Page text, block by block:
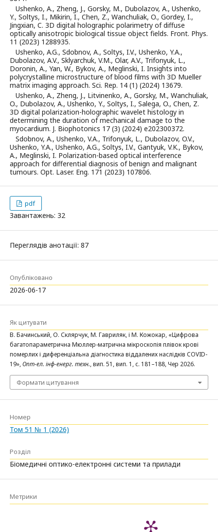
Ushenko, A., Zheng, J., Gorsky, M., Dubolazov, A., Ushenko,
Y., Soltys, I., Mikirin, I., Chen, Z., Wanchuliak, O., Gordey, I.,
Jingxian, C. 3D digital holographic polarimetry of diffuse
optically anisotropic biological tissue object fields. Front. Phys.
11 (2023) 1288935.
Ushenko, A.G., Sdobnov, A., Soltys, I.V., Ushenko, Y.A.,
Dubolazov, A.V., Sklyarchuk, V.M., Olar, A.V., Trifonyuk, L.,
Doronin, A., Yan, W., Bykov, A., Meglinski, I. Insights into
polycrystalline microstructure of blood films with 3D Mueller
matrix imaging approach. Sci. Rep. 14 (1) (2024) 13679.
Ushenko, A., Zheng, J., Litvinenko, A., Gorsky, M., Wanchuliak,
O., Dubolazov, A., Ushenko, Y., Soltys, I., Salega, O., Chen, Z.
3D digital polarization-holographic wavelet histology in
determining the duration of mechanical damage to the
myocardium. J. Biophotonics 17 (3) (2024) e202300372.
Sdobnov, A., Ushenko, V.A., Trifonyuk, L., Dubolazov, O.V.,
Ushenko, Y.A., Ushenko, A.G., Soltys, I.V., Gantyuk, V.K., Bykov,
A., Meglinski, I. Polarization-based optical interference
approach for differential diagnosis of benign and malignant
tumours. Opt. Laser. Eng. 171 (2023) 107806.
pdf
Завантажень: 32
Переглядів анотації: 87
Опубліковано
2026-06-17
Як цитувати
В. Бачинський, О. Склярчук, М. Гавриляк, і М. Кожокар, «Цифрова
багатопараметрична Мюллер-матрична мікроскопія плівок крові
померлих і диференціальна діагностика віддалених наслідків COVID-
19»,Опт-ел. інф-енерг. техн., вип. 51, вип. 1, с. 181–188, Чер 2026.
Формати цитування
Номер
Том 51 № 1 (2026)
Розділ
Біомедичні оптико-електронні системи та прилади
Метрики